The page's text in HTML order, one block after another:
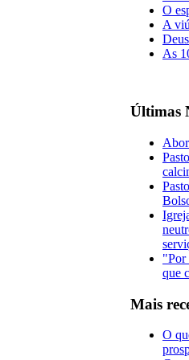
O
A
As
Últimas
"Por
que
Mais
O